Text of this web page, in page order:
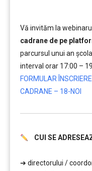
Vă invităm la
cadrane de pe
parcursul unui an
interval orar 17:00 –
FORMULAR
CADRANE – 18-NOI
CUI SE
➔ directorului /